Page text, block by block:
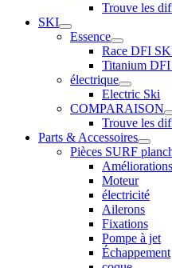
Trouve les
SKI
Essence
Race DFI
Titanium
électrique
Electric Ski
COMPARAISON
Trouve les
Parts & Accessoires
Pièces SURF
Moteur
électricité
Ailerons
Fixations
Pompe à jet
Échappement